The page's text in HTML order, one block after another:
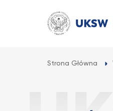
Strona Główna